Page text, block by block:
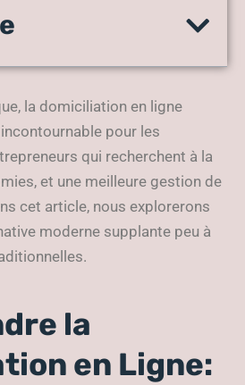
en Ligne: La
Modernes
la domiciliation en ligne
pour les
qui recherchent à la
et une meilleure gestion de
cet article, nous explorerons
moderne supplante peu à
la
en Ligne: